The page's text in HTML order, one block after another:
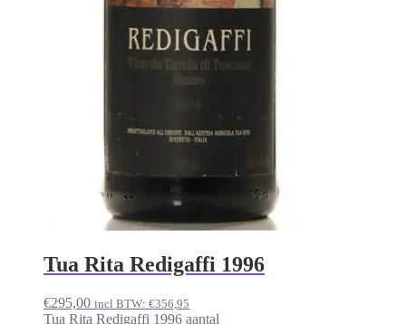
Tua Rita Redigaffi 1996
€295,00 incl BTW: €356,95
Tua Rita Redigaffi 1996 aantal